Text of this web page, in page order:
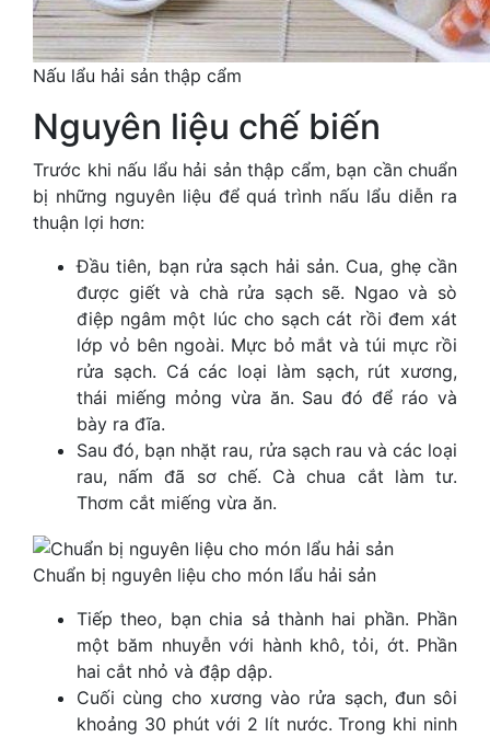
Nấu lẩu hải sản thập cẩm
Nguyên liệu chế biến
Trước khi nấu lẩu hải sản thập cẩm, bạn cần chuẩn
bị những nguyên liệu để quá trình nấu lẩu diễn ra
thuận lợi hơn:
Đầu tiên, bạn rửa sạch hải sản. Cua, ghẹ cần
được giết và chà rửa sạch sẽ. Ngao và sò
điệp ngâm một lúc cho sạch cát rồi đem xát
lớp vỏ bên ngoài. Mực bỏ mắt và túi mực rồi
rửa sạch. Cá các loại làm sạch, rút ​​xương,
thái miếng mỏng vừa ăn. Sau đó để ráo và
bày ra đĩa.
Sau đó, bạn nhặt rau, rửa sạch rau và các loại
rau, nấm đã sơ chế. Cà chua cắt làm tư.
Thơm cắt miếng vừa ăn.
Chuẩn bị nguyên liệu cho món lẩu hải sản
Tiếp theo, bạn chia sả thành hai phần. Phần
một băm nhuyễn với hành khô, tỏi, ớt. Phần
hai cắt nhỏ và đập dập.
Cuối cùng cho xương vào rửa sạch, đun sôi
khoảng 30 phút với 2 lít nước. Trong khi ninh